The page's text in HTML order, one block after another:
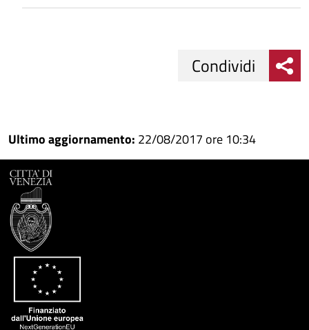
su
Facebook
Condividi
su
Condividi
Condividi
Ultimo aggiornamento: 22/08/2017 ore 10:34